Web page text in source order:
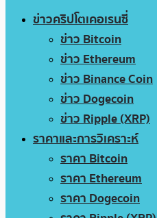
ข่าวคริปโตเคอเรนซี่
ข่าว Bitcoin
ข่าว Ethereum
ข่าว Binance Coin
ข่าว Dogecoin
ข่าว Ripple (XRP)
ราคาและการวิเคราะห์
ราคา Bitcoin
ราคา Ethereum
ราคา Dogecoin